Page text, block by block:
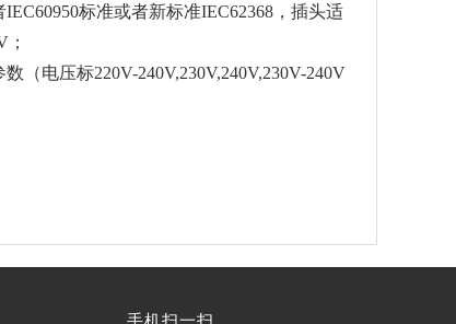
标准或者新标准IEC62368，插头适
（电压标220V-240V,230V,240V,230V-240V